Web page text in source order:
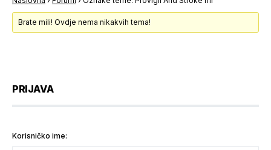
Brate mili! Ovdje nema nikakvih tema!
PRIJAVA
Korisničko ime: